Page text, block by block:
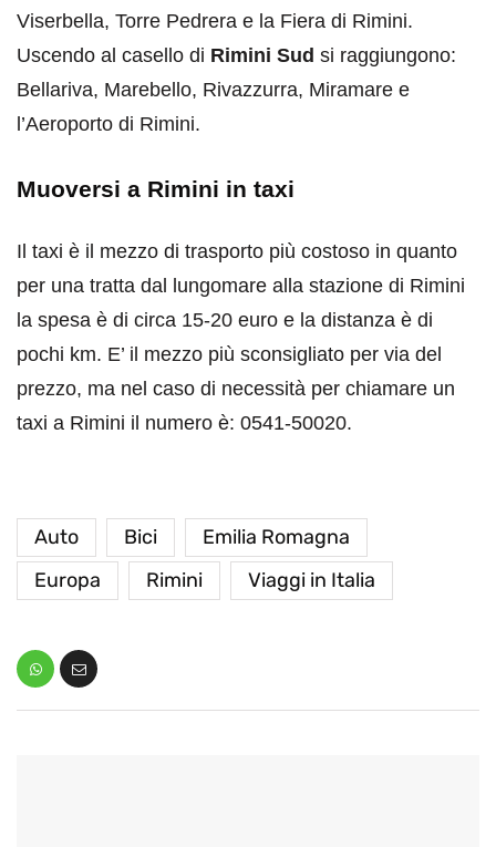
Viserbella, Torre Pedrera e la Fiera di Rimini.
Uscendo al casello di Rimini Sud si raggiungono:
Bellariva, Marebello, Rivazzurra, Miramare e
l’Aeroporto di Rimini.
Muoversi a Rimini in taxi
Il taxi è il mezzo di trasporto più costoso in quanto
per una tratta dal lungomare alla stazione di Rimini
la spesa è di circa 15-20 euro e la distanza è di
pochi km. E’ il mezzo più sconsigliato per via del
prezzo, ma nel caso di necessità per chiamare un
taxi a Rimini il numero è: 0541-50020.
Auto Bici
Emilia Romagna
Europa
Rimini Viaggi in Italia